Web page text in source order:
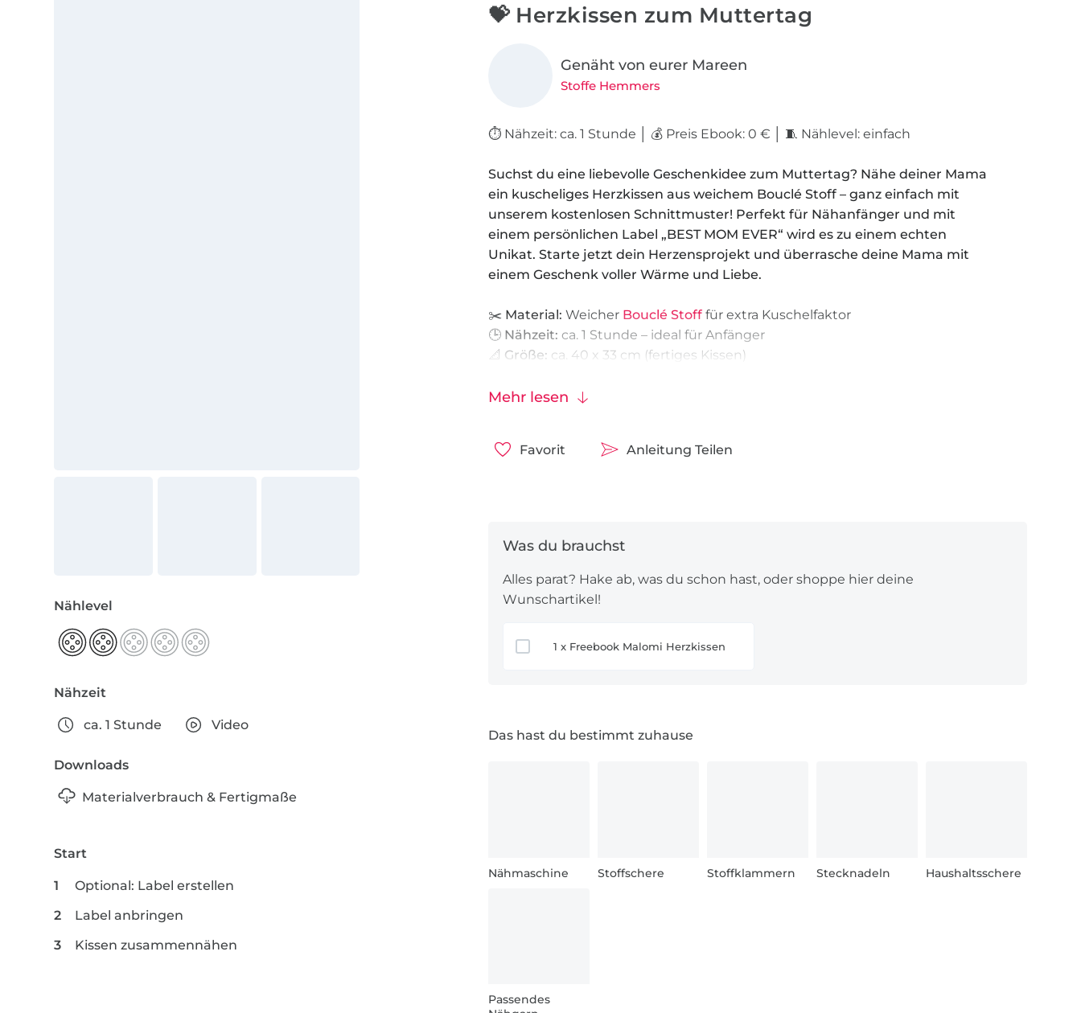
Nählevel
Nähzeit
ca. 1 Stunde Video
Downloads
Materialverbrauch & Fertigmaße
Start
Optional: Label erstellen
Label anbringen
Kissen zusammennähen
💝 Herzkissen zum Muttertag
Genäht von eurer Mareen
Stoffe Hemmers
⏱️ Nähzeit: ca. 1 Stunde │ 💰 Preis Ebook: 0 € │ 🧵 Nählevel: einfach
Suchst du eine liebevolle Geschenkidee zum Muttertag? Nähe deiner Mama
ein kuscheliges Herzkissen aus weichem Bouclé Stoff – ganz einfach mit
unserem kostenlosen Schnittmuster! Perfekt für Nähanfänger und mit
einem persönlichen Label „BEST MOM EVER“ wird es zu einem echten
Unikat. Starte jetzt dein Herzensprojekt und überrasche deine Mama mit
einem Geschenk voller Wärme und Liebe.
✂️ Material: Weicher Bouclé Stoff für extra Kuschelfaktor
🕒 Nähzeit: ca. 1 Stunde – ideal für Anfänger
📐 Größe: ca. 40 x 33 cm (fertiges Kissen)
📄Freebook:
Schnittmuster kostenlos zum Download
Mehr lesen
Favorit Anleitung Teilen
Alles parat? Hake ab, was du schon hast, oder shoppe hier deine
Wunschartikel!
1 x Freebook Malomi Herzkissen
Das hast du bestimmt zuhause
Nähmaschine Stoffschere Stoffklammern Stecknadeln Haushaltsschere
Passendes